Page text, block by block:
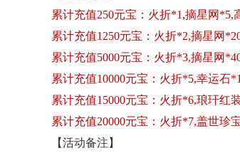
累计充值250元宝：火折*1,摘星网*5,
累计充值1250元宝：火折*2,摘星网
累计充值5000元宝：火折*3,摘星网
累计充值10000元宝：火折*5,幸运石
累计充值15000元宝：火折*6,琅玕红
累计充值20000元宝：火折*7,盖世珍
【活动备注】